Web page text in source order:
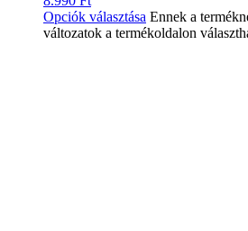
Opciók választása Ennek a
változatok a termékoldalon